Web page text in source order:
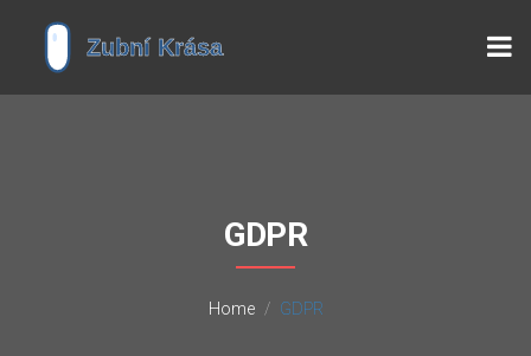
GDPR
Home GDPR